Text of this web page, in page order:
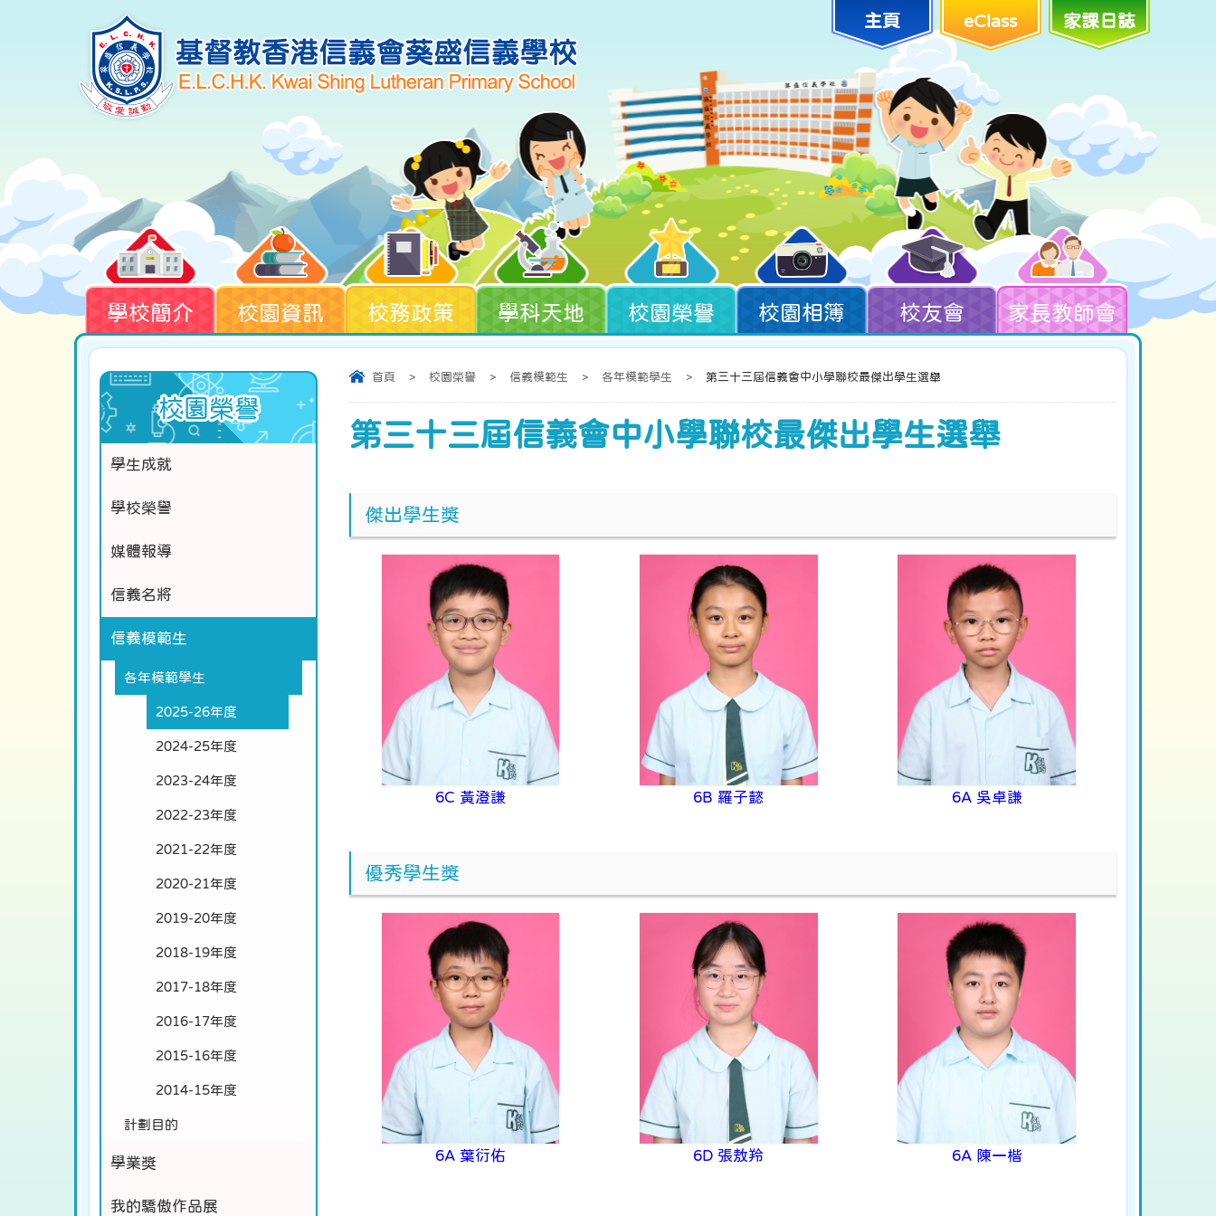
主頁 eClass 家課日誌
學校簡介 校園資訊 校務政策 學科天地 校園榮譽 校園相簿 校友會 家長教師會
首頁 > 校園榮譽 > 信義模範生 > 各年模範學生 > 第三十三屆信義會中小學聯校最傑出學生選舉
第三十三屆信義會中小學聯校最傑出學生選舉
傑出學生獎
6C 黃澄謙 6B 羅子懿 6A 吳卓謙
優秀學生獎
6A 葉衍佑 6D 張敖羚 6A 陳一楷
校園榮譽
學生成就
學校榮譽
媒體報導
信義名將
信義模範生
各年模範學生
2025-26年度
2024-25年度
2023-24年度
2022-23年度
2021-22年度
2020-21年度
2019-20年度
2018-19年度
2017-18年度
2016-17年度
2015-16年度
2014-15年度
計劃目的
學業獎
我的驕傲作品展